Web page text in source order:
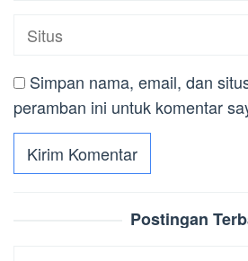
Simpan nama, email, dan
peramban ini untuk komentar
Postingan